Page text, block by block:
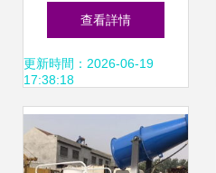
車工廠直供 專業環
衛設備，服務城鄉
清潔
查看詳情
更新時間：2026-06-19
17:38:18